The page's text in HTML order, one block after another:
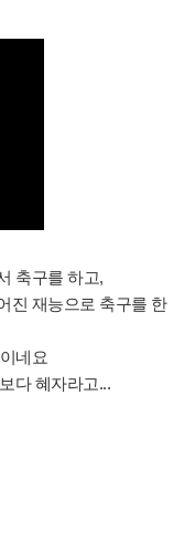
축구를 하고,
진 재능으로 축구를 한
이네요
다 혜자라고...